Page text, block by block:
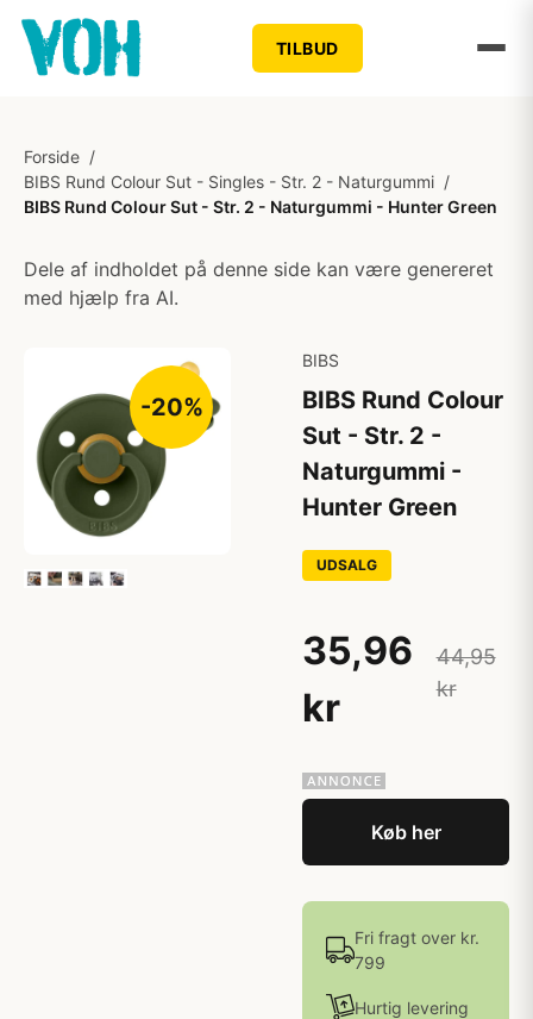
TILBUD
Forside /
BIBS Rund Colour Sut - Singles - Str. 2 - Naturgummi /
BIBS Rund Colour Sut - Str. 2 - Naturgummi - Hunter Green
Dele af indholdet på denne side kan være genereret
med hjælp fra AI.
-20%
BIBS
BIBS Rund Colour
Sut - Str. 2 -
Naturgummi -
Hunter Green
UDSALG
35,96
kr
44,95
kr
Køb her
Fri fragt over kr.
799
Hurtig levering